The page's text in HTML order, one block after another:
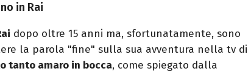
in Rai
dopo oltre 15 anni ma, sfortunatamente, sono
la parola "fine" sulla sua avventura nella tv di
tanto amaro in bocca, come spiegato dalla